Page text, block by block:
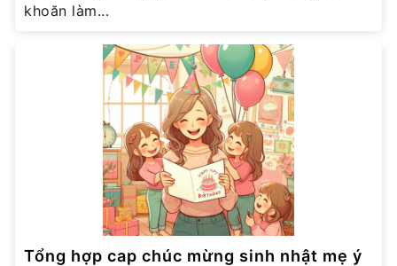
khoăn làm...
Tổng hợp cap chúc mừng sinh nhật mẹ ý